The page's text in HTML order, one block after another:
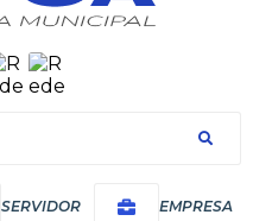
SERVIDOR EMPRESA